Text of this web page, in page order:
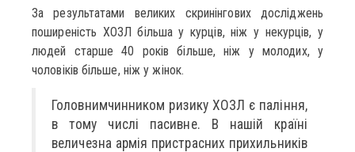
За результатами великих скринінгових досліджень
поширеність ХОЗЛ більша у курців, ніж у некурців, у
людей старше 40 років більше, ніж у молодих, у
чоловіків більше, ніж у жінок.
Головнимчинником ризику ХОЗЛ є паління,
в тому числі пасивне. В нашій країні
величезна армія пристрасних прихильників